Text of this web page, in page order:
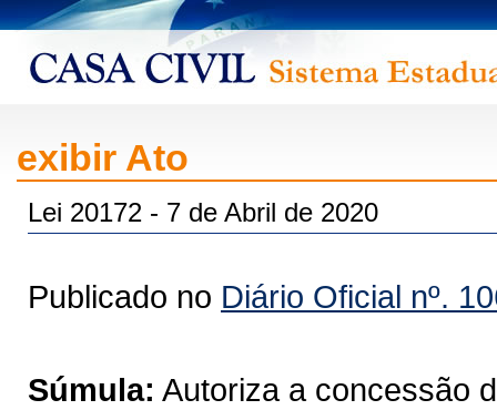
exibir Ato
Lei 20172 - 7 de Abril de 2020
Publicado no Diário Oficial nº.
Súmula: Autoriza a concessão